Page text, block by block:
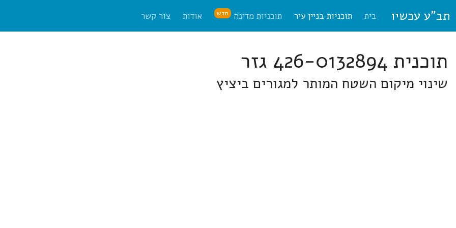
תב"ע עכשיו בית תוכניות בניין עיר תוכניות מדינה חדש אודות צור קשר
תוכנית 426-0132894 גזר
שינוי מיקום השטח המותר למגורים ביציץ